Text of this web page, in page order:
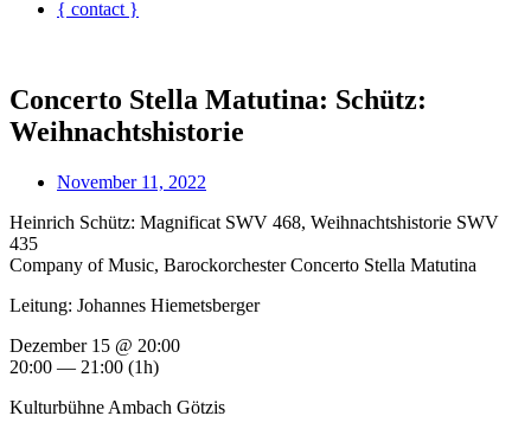
{ contact }
Concerto Stella Matutina: Schütz:
Weihnachtshistorie
November 11, 2022
Heinrich Schütz: Magnificat SWV 468, Weihnachtshistorie SWV
435
Company of Music, Barockorchester Concerto Stella Matutina
Leitung: Johannes Hiemetsberger
Dezember 15 @ 20:00
20:00 — 21:00 (1h)
Kulturbühne Ambach Götzis